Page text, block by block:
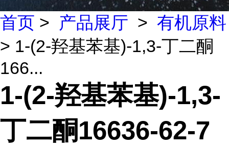
首页 > 产品展厅 > 有机原料
> 1-(2-羟基苯基)-1,3-丁二酮
166...
1-(2-羟基苯基)-1,3-
丁二酮16636-62-7